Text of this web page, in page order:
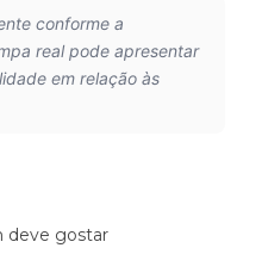
conforme a
real pode apresentar
em relação às
deve gostar